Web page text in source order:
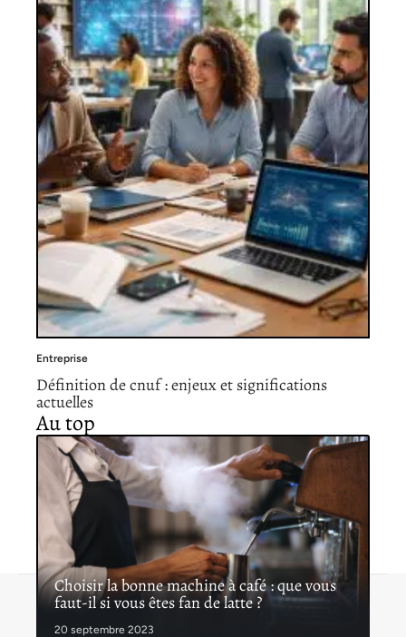
Entreprise
Définition de cnuf : enjeux et significations
actuelles
Au top
Choisir la bonne machine à café : que vous
faut-il si vous êtes fan de latte ?
20 septembre 2023© 2026 | lemediateaseur.fr
Contact Mentions légales Sitemap